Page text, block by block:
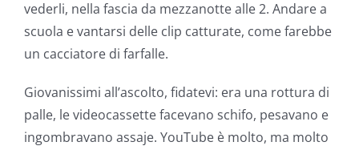
vederli, nella fascia da mezzanotte alle 2. Andare a
scuola e vantarsi delle clip catturate, come farebbe
un cacciatore di farfalle.
Giovanissimi all’ascolto, fidatevi: era una rottura di
palle, le videocassette facevano schifo, pesavano e
ingombravano assaje. YouTube è molto, ma molto